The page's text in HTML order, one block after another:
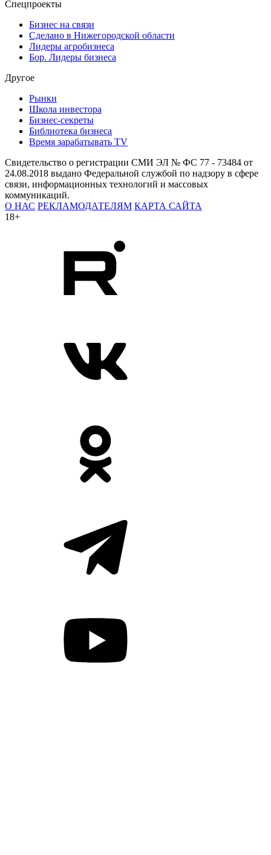
Спецпроекты
Бизнес на связи
Сделано в Нижегородской области
Лидеры агробизнеса
Бор. Лидеры бизнеса
Другое
Рынки
Школа инвестора
Бизнес-секреты
Библиотека бизнеса
Время зарабатывать TV
Свидетельство о регистрации СМИ ЭЛ № ФС 77 - 73484 от
24.08.2018 выдано Федеральной службой по надзору в сфере
связи, информационных технологий и массовых
коммуникаций.
О НАС РЕКЛАМОДАТЕЛЯМ КАРТА САЙТА
18+